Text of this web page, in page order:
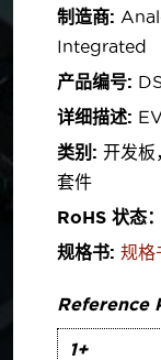
制造商:
Integrated
产品编号:
详细描述:
类别: 开发板
套件
RoHS 状态：
规格书: 规格
Reference
1+